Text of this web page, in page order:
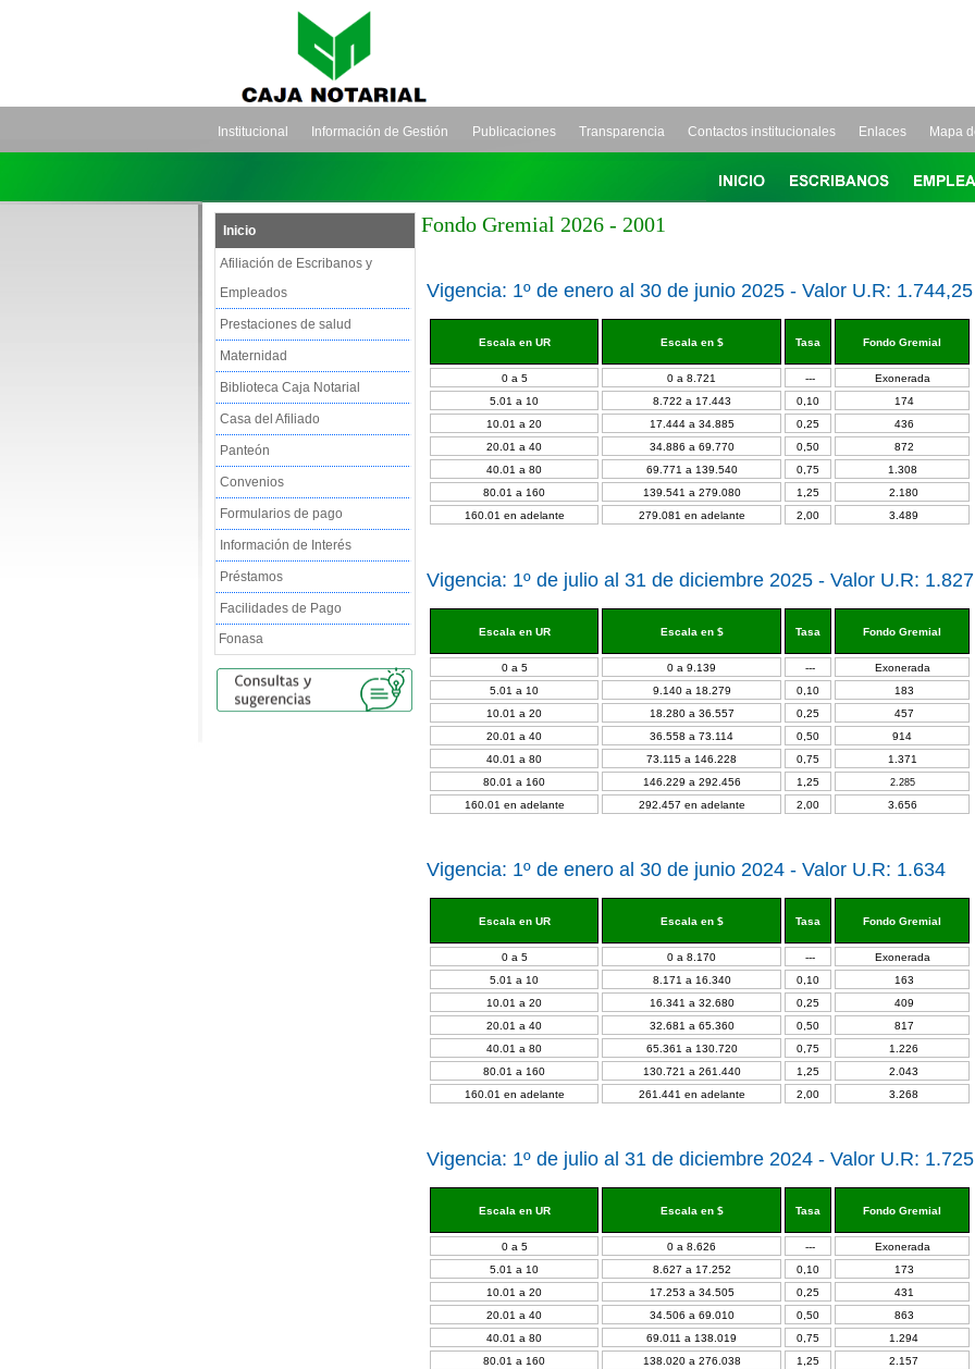
Institucional Información de Gestión Publicaciones Transparencia Contactos institucionales Enlaces Mapa
Inicio
Afiliación de Escribanos y
Empleados
Prestaciones de salud
Maternidad
Biblioteca Caja Notarial
Casa del Afiliado
Panteón
Convenios
Formularios de pago
Información de Interés
Préstamos
Facilidades de Pago
Fonasa
Fondo Gremial 2026 - 2001
Vigencia: 1º de enero al 30 de junio 2025 - Valor U.R: 1.744,25
Escala en UR Escala en $ Tasa Fondo Gremial
0 a 5 0 a 8.721 ---
Exonerada
5.01 a 10
8.722 a 17.443 0,10
174
10.01 a 20
17.444 a 34.885 0,25
436
20.01 a 40
34.886 a 69.770 0,50
872
40.01 a 80
69.771 a 139.540 0,75
1.308
80.01 a 160
139.541 a 279.080 1,25
2.180
160.01 en adelante
279.081 en adelante 2,00 3.489
Vigencia: 1º de julio al 31 de diciembre 2025 - Valor U.R:
Escala en UR Escala en $ Tasa Fondo Gremial
0 a 5 0 a 9.139 ---
Exonerada
5.01 a 10
9.140 a 18.279 0,10
183
10.01 a 20
18.280 a 36.557 0,25
457
20.01 a 40
36.558 a 73.114 0,50
914
40.01 a 80
73.115 a 146.228 0,75
1.371
80.01 a 160
146.229 a 292.456 1,25 2.285
160.01 en adelante 292.457 en adelante 2,00 3.656
Vigencia: 1º de enero al 30 de junio 2024 - Valor U.R: 1.634
Escala en UR Escala en $ Tasa Fondo Gremial
0 a 5 0 a 8.170 ---
Exonerada
5.01 a 10
8.171 a 16.340 0,10
163
10.01 a 20
16.341 a 32.680 0,25
409
20.01 a 40
32.681 a 65.360 0,50
817
40.01 a 80
65.361 a 130.720 0,75
1.226
80.01 a 160
130.721 a 261.440 1,25
2.043
160.01 en adelante
261.441 en adelante 2,00 3.268
Vigencia: 1º de julio al 31 de diciembre 2024 - Valor U.R:
Escala en UR Escala en $ Tasa Fondo Gremial
0 a 5 0 a 8.626 ---
Exonerada
5.01 a 10
8.627 a 17.252 0,10
173
10.01 a 20
17.253 a 34.505 0,25
431
20.01 a 40
34.506 a 69.010 0,50
863
40.01 a 80
69.011 a 138.019 0,75
1.294
80.01 a 160
138.020 a 276.038 1,25
2.157